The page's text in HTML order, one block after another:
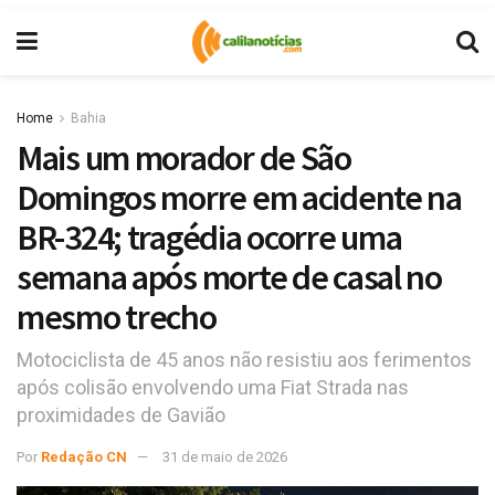
Home Bahia
Mais um morador de São
Domingos morre em acidente na
BR-324; tragédia ocorre uma
semana após morte de casal no
mesmo trecho
Motociclista de 45 anos não resistiu aos ferimentos
após colisão envolvendo uma Fiat Strada nas
proximidades de Gavião
Por Redação CN 31 de maio de 2026